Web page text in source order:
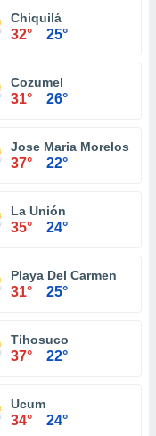
Chiquilá
32° 25°
Cozumel
31° 26°
Jose Maria Morelos
37° 22°
La Unión
35° 24°
Playa Del Carmen
31° 25°
Tihosuco
37° 22°
Ucum
34° 24°